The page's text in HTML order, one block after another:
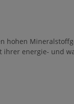
hohen
ihrer energie- und